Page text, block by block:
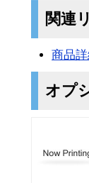
関連
商品
オプ